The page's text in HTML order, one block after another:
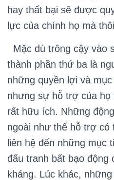
hay thất bại sẽ được
lực của chính họ mà
Mặc dù trông cậy vào
thành phần thứ ba là
những quyền lợi và
nhưng sự hỗ trợ của họ
rất hữu ích. Những
ngoài như thế hỗ trợ có
liên hệ đến những mục
đấu tranh bất bạo động
kháng. Lúc khác,